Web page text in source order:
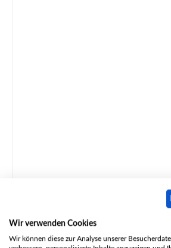
Wir verwenden Cookies
Wir können diese zur Analyse unserer